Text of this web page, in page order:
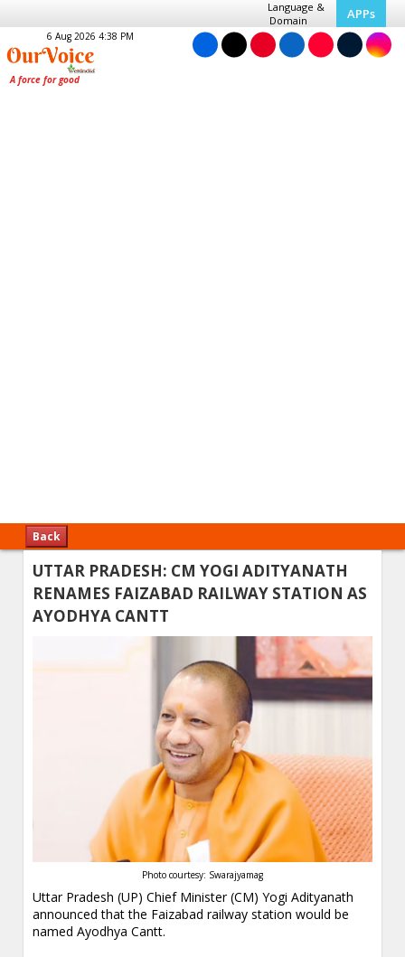
Language &
Domain
APPs
6 Aug 2026 4:38 PM
Back
UTTAR PRADESH: CM YOGI ADITYANATH
RENAMES FAIZABAD RAILWAY STATION AS
AYODHYA CANTT
Photo courtesy: Swarajyamag
Uttar Pradesh (UP) Chief Minister (CM) Yogi Adityanath
announced that the Faizabad railway station would be
named Ayodhya Cantt.